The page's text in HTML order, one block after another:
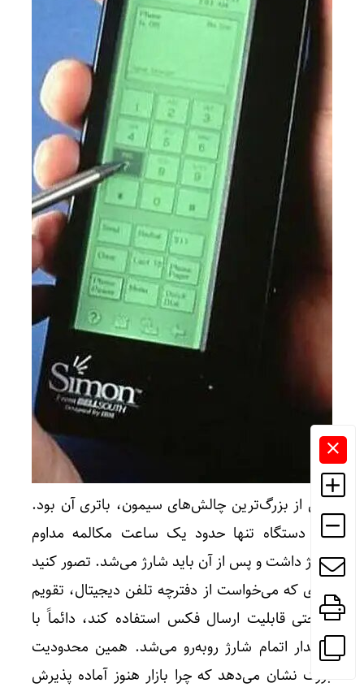
یکی از بزرگ‌ترین چالش‌های سیمون، باتری آن بود.
این دستگاه تنها حدود یک ساعت مکالمه مداوم
شارژ داشت و پس از آن باید شارژ می‌شد. تصور کنید
فردی که می‌خواست از دفترچه تلفن دیجیتال، تقویم
یا حتی قابلیت ارسال فکس استفاده کند، دائماً با
هشدار اتمام شارژ روبه‌رو می‌شد. همین محدودیت
بزرگ نشان می‌دهد که چرا بازار هنوز آماده پذیرش